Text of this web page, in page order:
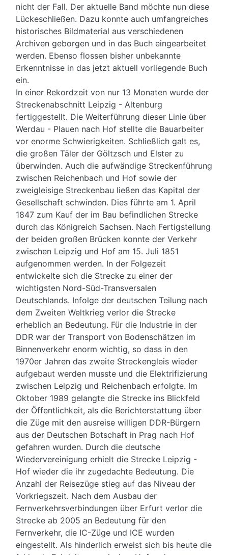
nicht der Fall. Der aktuelle Band möchte nun diese
Lückeschließen. Dazu konnte auch umfangreiches
historisches Bildmaterial aus verschiedenen
Archiven geborgen und in das Buch eingearbeitet
werden. Ebenso flossen bisher unbekannte
Erkenntnisse in das jetzt aktuell vorliegende Buch
ein.
In einer Rekordzeit von nur 13 Monaten wurde der
Streckenabschnitt Leipzig - Altenburg
fertiggestellt. Die Weiterführung dieser Linie über
Werdau - Plauen nach Hof stellte die Bauarbeiter
vor enorme Schwierigkeiten. Schließlich galt es,
die großen Täler der Göltzsch und Elster zu
überwinden. Auch die aufwändige Streckenführung
zwischen Reichenbach und Hof sowie der
zweigleisige Streckenbau ließen das Kapital der
Gesellschaft schwinden. Dies führte am 1. April
1847 zum Kauf der im Bau befindlichen Strecke
durch das Königreich Sachsen. Nach Fertigstellung
der beiden großen Brücken konnte der Verkehr
zwischen Leipzig und Hof am 15. Juli 1851
aufgenommen werden. In der Folgezeit
entwickelte sich die Strecke zu einer der
wichtigsten Nord-Süd-Transversalen
Deutschlands. Infolge der deutschen Teilung nach
dem Zweiten Weltkrieg verlor die Strecke
erheblich an Bedeutung. Für die Industrie in der
DDR war der Transport von Bodenschätzen im
Binnenverkehr enorm wichtig, so dass in den
1970er Jahren das zweite Streckengleis wieder
aufgebaut werden musste und die Elektrifizierung
zwischen Leipzig und Reichenbach erfolgte. Im
Oktober 1989 gelangte die Strecke ins Blickfeld
der Öffentlichkeit, als die Berichterstattung über
die Züge mit den ausreise willigen DDR-Bürgern
aus der Deutschen Botschaft in Prag nach Hof
gefahren wurden. Durch die deutsche
Wiedervereinigung erhielt die Strecke Leipzig -
Hof wieder die ihr zugedachte Bedeutung. Die
Anzahl der Reisezüge stieg auf das Niveau der
Vorkriegszeit. Nach dem Ausbau der
Fernverkehrsverbindungen über Erfurt verlor die
Strecke ab 2005 an Bedeutung für den
Fernverkehr, die IC-Züge und ICE wurden
eingestellt. Als hinderlich erweist sich bis heute die